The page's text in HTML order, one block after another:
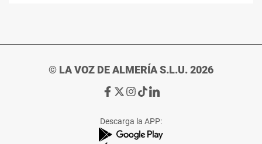
© LA VOZ DE ALMERÍA S.L.U. 2026
Ir
de
La
Ir
de
La
Ir
de
La
Ir
de
La
Ir
de
La
Descarga la APP: